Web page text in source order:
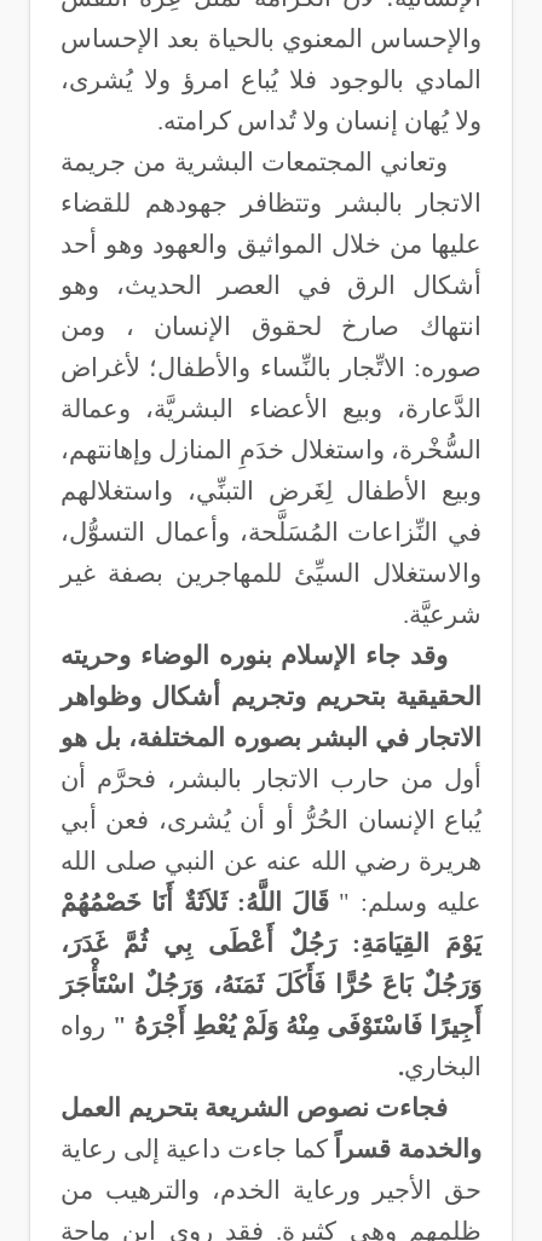
والإحساس المعنوي بالحياة بعد الإحساس
المادي بالوجود فلا يُباع امرؤ ولا يُشرى،
ولا يُهان إنسان ولا تُداس كرامته.
وتعاني المجتمعات البشرية من جريمة
الاتجار بالبشر وتتظافر جهودهم للقضاء
عليها من خلال المواثيق والعهود وهو أحد
أشكال الرق في العصر الحديث، وهو
انتهاك صارخ لحقوق الإنسان ، ومن
صوره: الاتِّجار بالنِّساء والأطفال؛ لأغراض
الدَّعارة، وبيع الأعضاء البشريَّة، وعمالة
السُّخْرة، واستغلال خدَمِ المنازل وإهانتهم،
وبيع الأطفال لِغَرض التبنِّي، واستغلالهم
في النِّزاعات المُسَلَّحة، وأعمال التسوُّل،
والاستغلال السيِّئ للمهاجرين بصفة غير
شرعيَّة.
وقد جاء الإسلام بنوره الوضاء وحريته
الحقيقية بتحريم وتجريم أشكال وظواهر
الاتجار في البشر بصوره المختلفة، بل هو
أول من حارب الاتجار بالبشر، فحرَّم أن
يُباع الإنسان الحُرُّ أو أن يُشرى، فعن أبي
هريرة رضي الله عنه عن النبي صلى الله
عليه وسلم: " قَالَ اللَّهُ: ثَلاَثَةٌ أَنَا خَصْمُهُمْ
يَوْمَ القِيَامَةِ: رَجُلٌ أَعْطَى بِي ثُمَّ غَدَرَ،
وَرَجُلٌ بَاعَ حُرًّا فَأَكَلَ ثَمَنَهُ، وَرَجُلٌ اسْتَأْجَرَ
أَجِيرًا فَاسْتَوْفَى مِنْهُ وَلَمْ يُعْطِ أَجْرَهُ " رواه
البخاري.
فجاءت نصوص الشريعة بتحريم العمل
والخدمة قسراًكما جاءت داعية إلى رعاية
حق الأجير ورعاية الخدم، والترهيب من
ظلمهم وهي كثيرة. فقد روى ابن ماجة